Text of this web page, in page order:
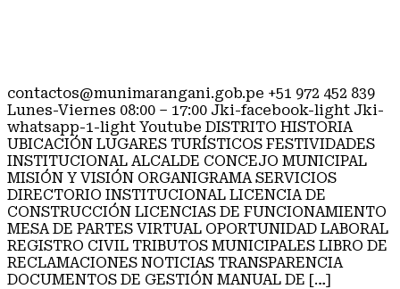
contactos@munimarangani.gob.pe +51 972 452 839
Lunes-Viernes 08:00 – 17:00 Jki-facebook-light Jki-
whatsapp-1-light Youtube DISTRITO HISTORIA
UBICACIÓN LUGARES TURÍSTICOS FESTIVIDADES
INSTITUCIONAL ALCALDE CONCEJO MUNICIPAL
MISIÓN Y VISIÓN ORGANIGRAMA SERVICIOS
DIRECTORIO INSTITUCIONAL LICENCIA DE
CONSTRUCCIÓN LICENCIAS DE FUNCIONAMIENTO
MESA DE PARTES VIRTUAL OPORTUNIDAD LABORAL
REGISTRO CIVIL TRIBUTOS MUNICIPALES LIBRO DE
RECLAMACIONES NOTICIAS TRANSPARENCIA
DOCUMENTOS DE GESTIÓN MANUAL DE […]